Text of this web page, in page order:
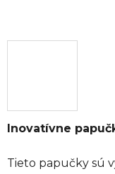
Inovatívne
Tieto papučky sú